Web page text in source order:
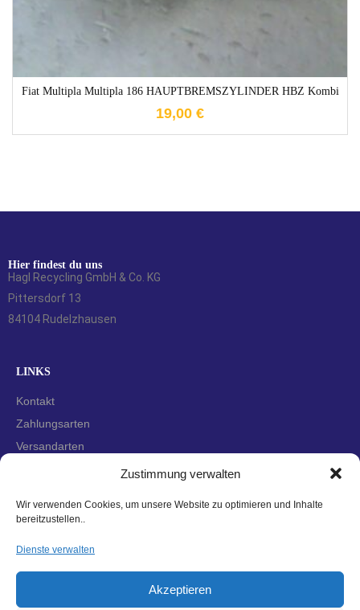
Zustimmung verwalten
Wir verwenden Cookies, um unsere Website zu optimieren und Inhalte
bereitzustellen..
Dienste verwalten
Akzeptieren
Fiat Multipla Multipla 186 HAUPTBREMSZYLINDER HBZ Kombi
19,00 €
Hier findest du uns
Hagl Recycling GmbH & Co. KG
Pittersdorf 13
84104 Rudelzhausen
LINKS
Kontakt
Zahlungsarten
Versandarten
Datenschutzerklärung
Cookie-Richtlinie (EU)